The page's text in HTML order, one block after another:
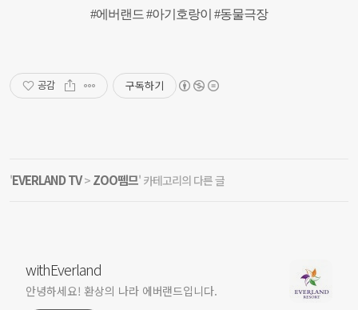
#에버랜드 #아기호랑이 #동물극장
공감 구독하기
'EVERLAND TV> ZOO뗌므' 카테고리의 다른 글
withEverland
안녕하세요! 환상의 나라 에버랜드입니다.